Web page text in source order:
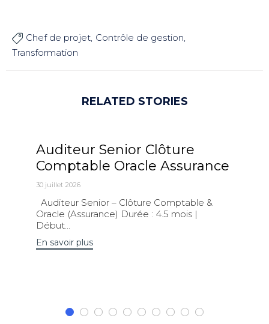
 Chef de projet Contrôle de gestion
Transformation
RELATED STORIES
Auditeur Senior Clôture
Comptable Oracle Assurance
30 juillet 2026
Auditeur Senior – Clôture Comptable &
Oracle (Assurance) Durée : 4.5 mois |
Début...
En savoir plus